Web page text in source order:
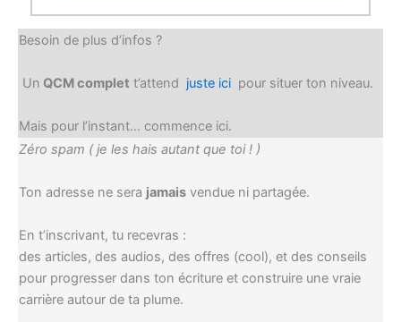
Besoin de plus d’infos ?
Un QCM complet t’attend juste ici pour situer ton niveau.
Mais pour l’instant… commence ici.
Zéro spam ( je les hais autant que toi ! )
Ton adresse ne sera jamais vendue ni partagée.
En t’inscrivant, tu recevras :
des articles, des audios, des offres (cool), et des conseils
pour progresser dans ton écriture et construire une vraie
carrière autour de ta plume.